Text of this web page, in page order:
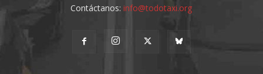
Contáctanos:info@todotaxi.org